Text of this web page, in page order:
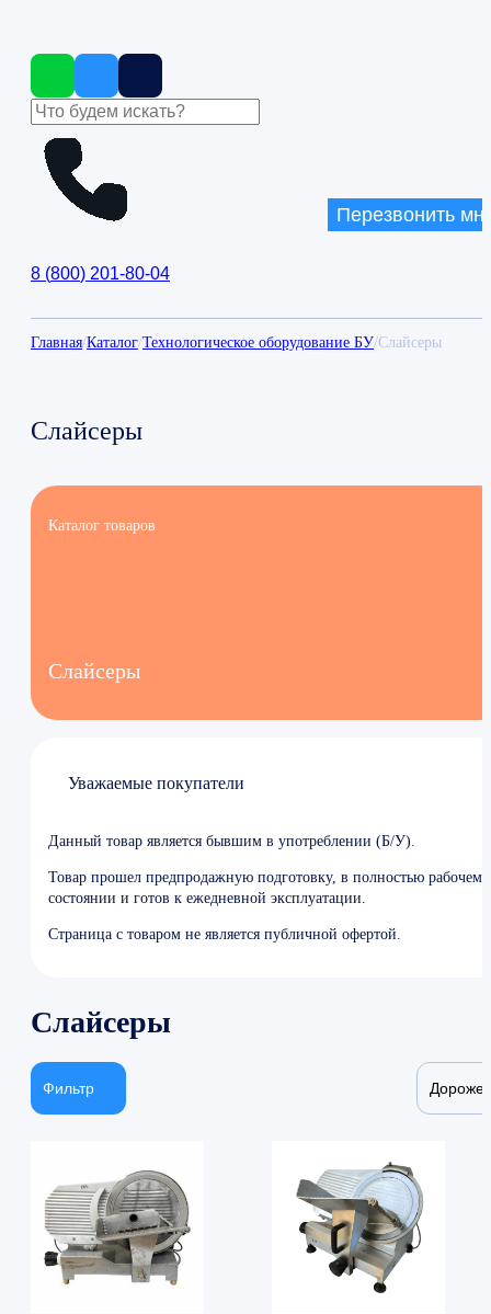
8 (800) 201-80-04
Перезвонить
Главная/Каталог/Технологическое оборудование БУ/Слайсеры
Слайсеры
Каталог товаров
Слайсеры
Уважаемые покупатели
Данный товар является бывшим в употреблении (Б/У).
Товар прошел предпродажную подготовку, в полностью рабочем
состоянии и готов к ежедневной эксплуатации.
Страница с товаром не является публичной офертой.
Слайсеры
Фильтр Дороже